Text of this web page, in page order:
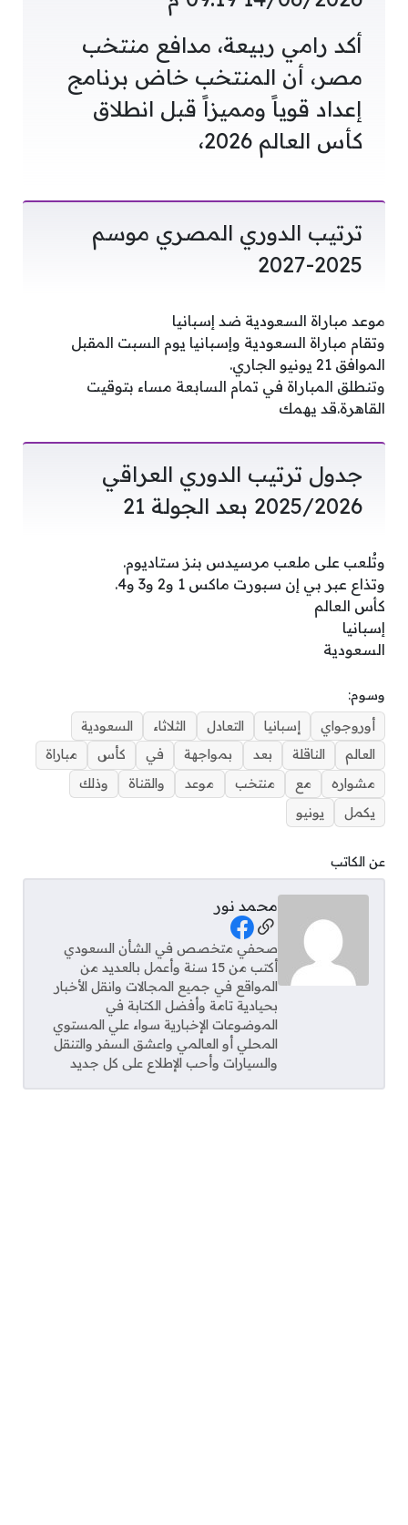
أكد رامي ربيعة، مدافع منتخب
مصر، أن المنتخب خاض برنامج
إعداد قوياً ومميزاً قبل انطلاق
كأس العالم 2026،
ترتيب الدوري المصري موسم
2025-2027
موعد مباراة السعودية ضد إسبانيا
وتقام مباراة السعودية وإسبانيا يوم السبت المقبل
الموافق 21 يونيو الجاري.
وتنطلق المباراة في تمام السابعة مساء بتوقيت
القاهرة.قد يهمك
جدول ترتيب الدوري العراقي
2025/2026 بعد الجولة 21
وتُلعب على ملعب مرسيدس بنز ستاديوم.
وتذاع عبر بي إن سبورت ماكس 1 و2 و3 و4.
كأس العالم
إسبانيا
السعودية
وسوم:
أوروجواي
إسبانيا التعادل الثلاثاء
السعودية
العالم
الناقلة بعد بمواجهة في كأس
مباراة
مشواره
مع منتخب موعد والقناة
وذلك
يكمل
يونيو
عن الكاتب
محمد نور
Social Links
صحفي متخصص في الشأن السعودي
أكتب من 15 سنة وأعمل بالعديد من
المواقع في جميع المجالات وانقل الأخبار
بحيادية تامة وأفضل الكتابة في
الموضوعات الإخبارية سواء علي المستوي
المحلي أو العالمي واعشق السفر والتنقل
والسيارات وأحب الإطلاع على كل جديد